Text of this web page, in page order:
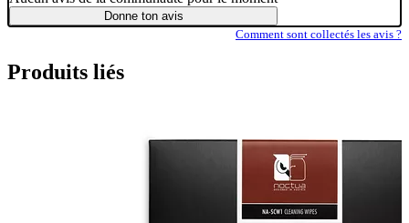
Donne ton avis
Comment sont collectés les avis ?
Produits liés